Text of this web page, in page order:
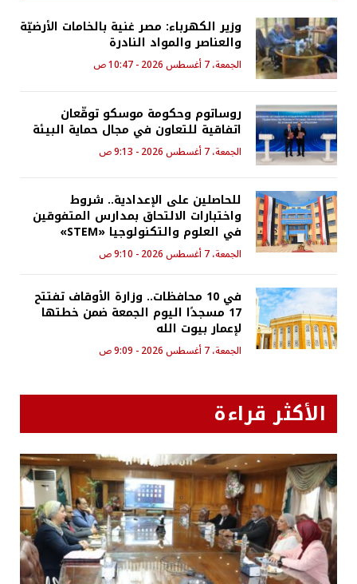
وزير الكهرباء: مصر غنية بالخامات الأرضيّة
والعناصر والمواد النادرة
الجمعة، 7 أغسطس 2026 - 10:47 ص
روساتوم وحكومة موسكو توقّعان
اتفاقية للتعاون في مجال حماية البيئة
الجمعة، 7 أغسطس 2026 - 9:13 ص
للحاصلين على الإعدادية.. شروط
واختبارات الالتحاق بمدارس المتفوقين
في العلوم والتكنولوجيا «STEM»
الجمعة، 7 أغسطس 2026 - 9:10 ص
في 10 محافظات.. وزارة الأوقاف تفتتح
17 مسجدًا اليوم الجمعة ضمن خطتها
لإعمار بيوت الله
الجمعة، 7 أغسطس 2026 - 9:09 ص
الأكثر قراءة